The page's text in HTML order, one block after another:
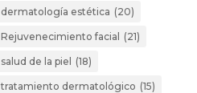
dermatología estética (20)
Rejuvenecimiento facial (21)
salud de la piel (18)
tratamiento dermatológico (15)